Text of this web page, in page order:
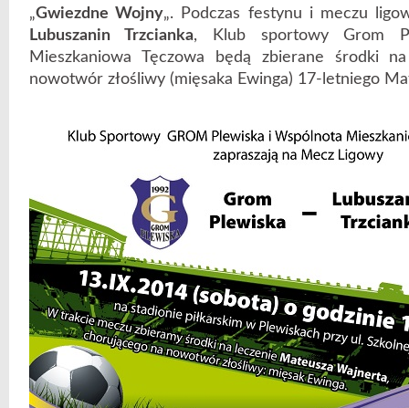
„Gwiezdne Wojny„. Podczas festynu i meczu
Lubuszanin Trzcianka, Klub sportowy Grom
Mieszkaniowa Tęczowa będą zbierane środki
nowotwór złośliwy (mięsaka Ewinga) 17-letniego